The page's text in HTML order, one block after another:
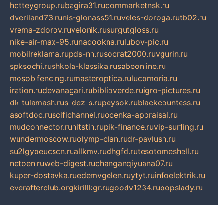
hotteygroup.rubagira31.rudommarketnsk.ru
dveriland73.runis-glonass51.ruveles-doroga.rutb02.ru
vrema-zdorov.ruvelonik.rusurgutgloss.ru
nike-air-max-95.runadookna.rulubov-pic.ru
mobilreklama.rupds-nn.rusocrat2000.ruvgurin.ru
spksochi.rushkola-klassika.rusabeonline.ru
mosoblfencing.rumasteroptica.rulucomoria.ru
iration.rudevanagari.rubiblioverde.ruigro-pictures.ru
dk-tulamash.rus-dez-s.rupeysok.rublackcountess.ru
asoftdoc.ruscifichannel.ruocenka-appraisal.ru
mudconnector.ruhitstih.rupik-finance.ruvip-surfing.ru
wundermoscow.ruolymp-clan.rudr-pavlush.ru
su2lgyoeucscn.ruallkmv.rudhgfd.rutesotomeshell.ru
netoen.ruweb-digest.ruchanganqiyuana07.ru
kuper-dostavka.ruedemvgelen.ruytyt.ruinfoelektrik.ru
everafterclub.orgkirillkgr.rugoodv1234.ruoopslady.ru